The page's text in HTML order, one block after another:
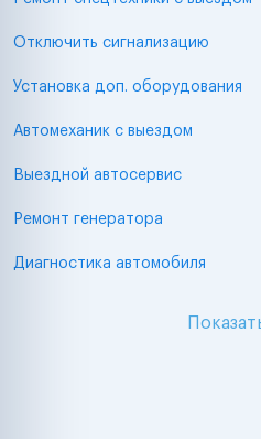
Отключить сигнализацию
Установка доп. оборудования
Автомеханик с выездом
Выездной автосервис
Ремонт генератора
Диагностика автомобиля